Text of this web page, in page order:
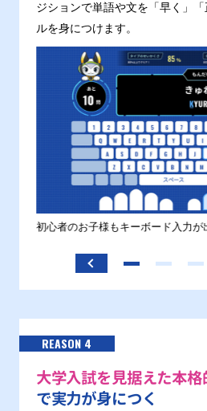
ジションで単語や文を「早く」
ルを身につけます。
初心者のお子様もキーボード入力が
REASON 4
大学入試を見据えた本
で実力が身につく